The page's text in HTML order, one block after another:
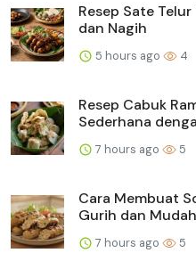
Resep Sate
dan Nagih
5 hours ago 4
Resep Cabuk
Sederhana
7 hours ago 5
Cara Membuat
Gurih dan
7 hours ago 5